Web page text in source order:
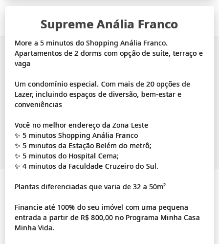
Supreme Anália Franco
More a 5 minutos do Shopping Anália Franco.
Apartamentos de 2 dorms com opção de suíte, terraço e
vaga
Um condomínio especial. Com mais de 20 opções de
Lazer, incluindo espaços de diversão, bem-estar e
conveniências
Você no melhor endereço da Zona Leste
✨ 5 minutos Shopping Anália Franco
✨ 5 minutos da Estação Belém do metrô;
✨ 5 minutos do Hospital Cema;
✨ 4 minutos da Faculdade Cruzeiro do Sul.
Plantas diferenciadas que varia de 32 a 50m²
Financie até 100% do seu imóvel com uma pequena
entrada a partir de R$ 800,00 no Programa Minha Casa